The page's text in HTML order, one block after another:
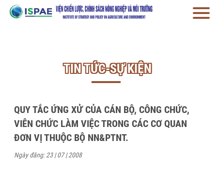
TIN TỨC-SỰ KIỆN
QUY TẮC ỨNG XỬ CỦA CÁN BỘ, CÔNG CHỨC,
VIÊN CHỨC LÀM VIỆC TRONG CÁC CƠ QUAN
ĐƠN VỊ THUỘC BỘ NN&PTNT.
Ngày đăng: 23 | 07 | 2008